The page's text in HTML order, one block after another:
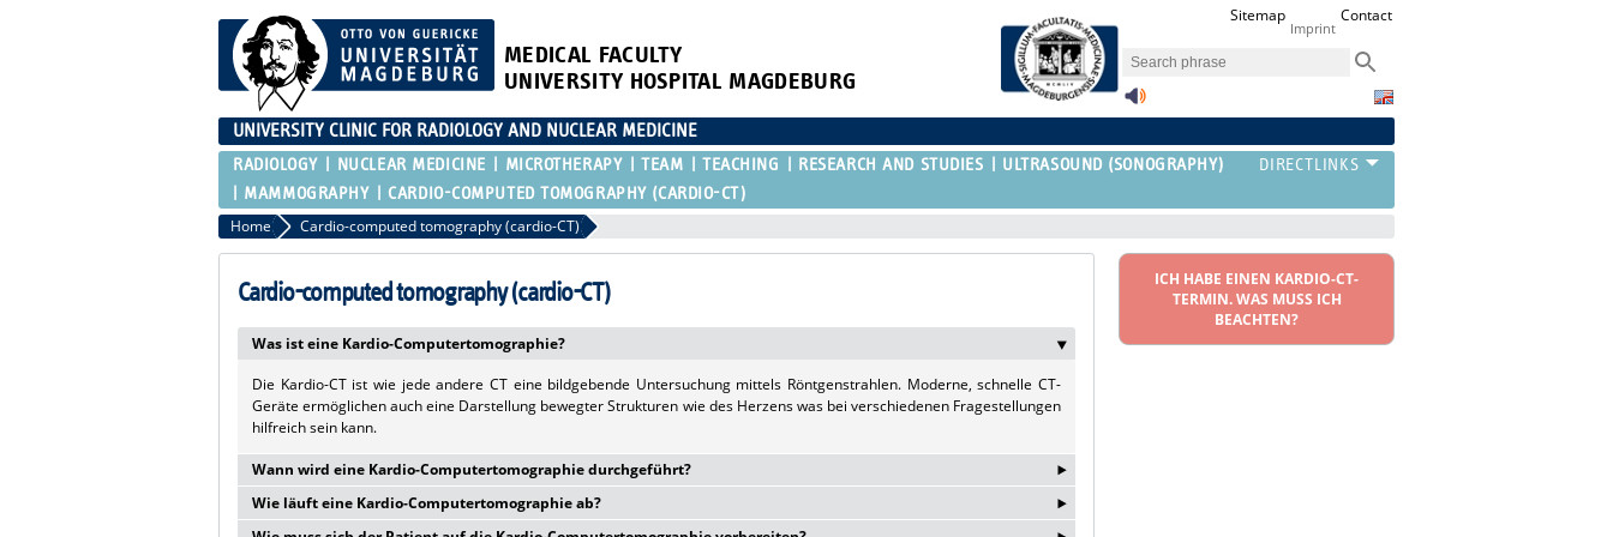
MEDICAL FACULTY
UNIVERSITY HOSPITAL MAGDEBURG
Sitemap
Imprint
Contact
UNIVERSITY CLINIC FOR RADIOLOGY AND NUCLEAR MEDICINE
RADIOLOGY NUCLEAR MEDICINE MICROTHERAPY TEAM TEACHING RESEARCH AND STUDIES
ULTRASOUND (SONOGRAPHY)
MAMMOGRAPHY
CARDIO-COMPUTED TOMOGRAPHY (CARDIO-CT)
Home Cardio-computed tomography (cardio-CT)
Cardio-computed tomography (cardio-CT)
Was ist eine Kardio-Computertomographie? ‣
Die Kardio-CT ist wie jede andere CT eine bildgebende Untersuchung mittels Röntgenstrahlen. Moderne, schnelle CT-
Geräte ermöglichen auch eine Darstellung bewegter Strukturen wie des Herzens was bei verschiedenen Fragestellungen
hilfreich sein kann.
Wann wird eine Kardio-Computertomographie durchgeführt? ‣
Eine Kardio-CT ist besonders geeignet zur Diagnostik bzw. zum Ausschluss einer koronaren Herzkrankheit bei länger
Wie läuft eine Kardio-Computertomographie ab? ‣
ICH HABE EINEN KARDIO-CT-
TERMIN. WAS MUSS ICH
BEACHTEN?